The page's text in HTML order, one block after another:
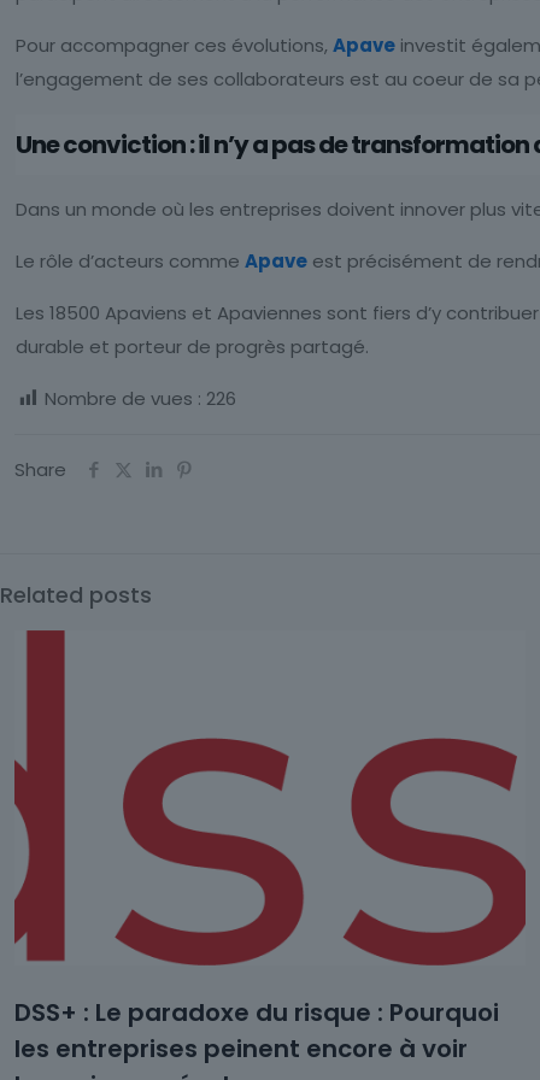
Pour accompagner ces évolutions,Apave investit
l’engagement de ses collaborateurs est au coeur de sa
Une conviction : il n’y a pas de
Dans un monde où les entreprises doivent innover plus
Le rôle d’acteurs commeApave est précisément de
Les 18500 Apaviens et Apaviennes sont fiers d’y
durable et porteur de progrès partagé.
Nombre de vues : 226
Share
Related posts
DSS+ : Le paradoxe du risque : Pourquoi
les entreprises peinent encore à voir